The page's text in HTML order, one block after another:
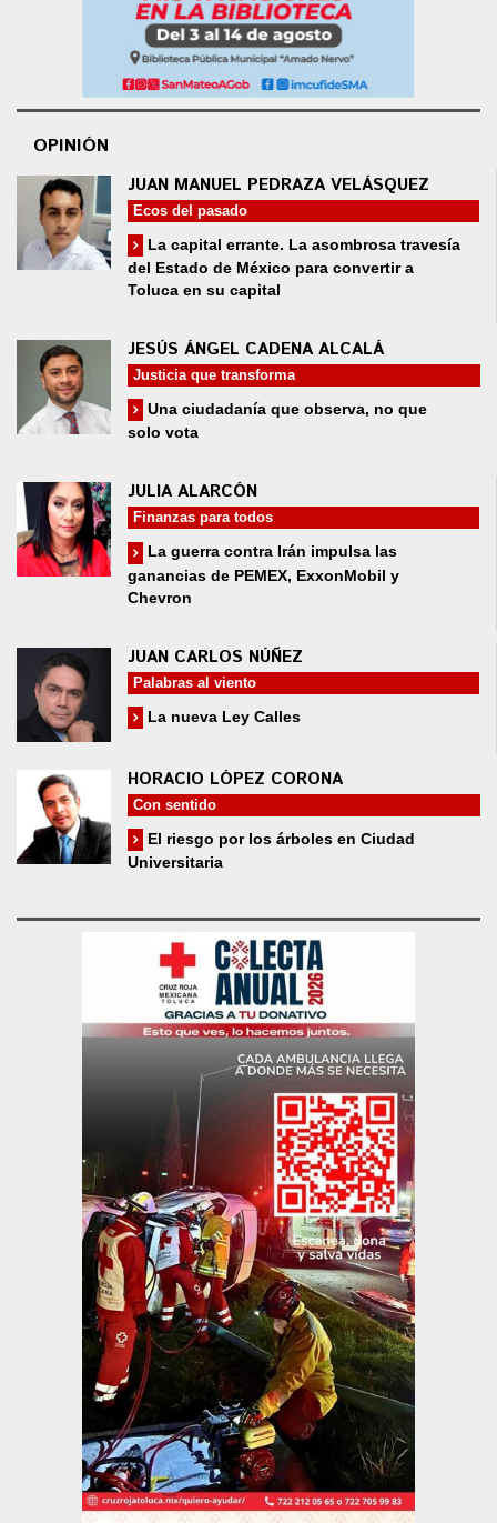
OPINIÓN
JUAN MANUEL PEDRAZA VELÁSQUEZ
Ecos del pasado
La capital errante. La asombrosa travesía
del Estado de México para convertir a
Toluca en su capital
JESÚS ÁNGEL CADENA ALCALÁ
Justicia que transforma
Una ciudadanía que observa, no que
solo vota
JULIA ALARCÓN
Finanzas para todos
La guerra contra Irán impulsa las
ganancias de PEMEX, ExxonMobil y
Chevron
JUAN CARLOS NÚÑEZ
Palabras al viento
La nueva Ley Calles
HORACIO LÓPEZ CORONA
Con sentido
El riesgo por los árboles en Ciudad
Universitaria